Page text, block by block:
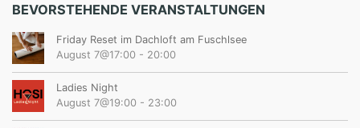
BEVORSTEHENDE VERANSTALTUNGEN
Friday Reset im Dachloft am Fuschlsee
August 7@17:00 - 20:00
Ladies Night
August 7@19:00 - 23:00